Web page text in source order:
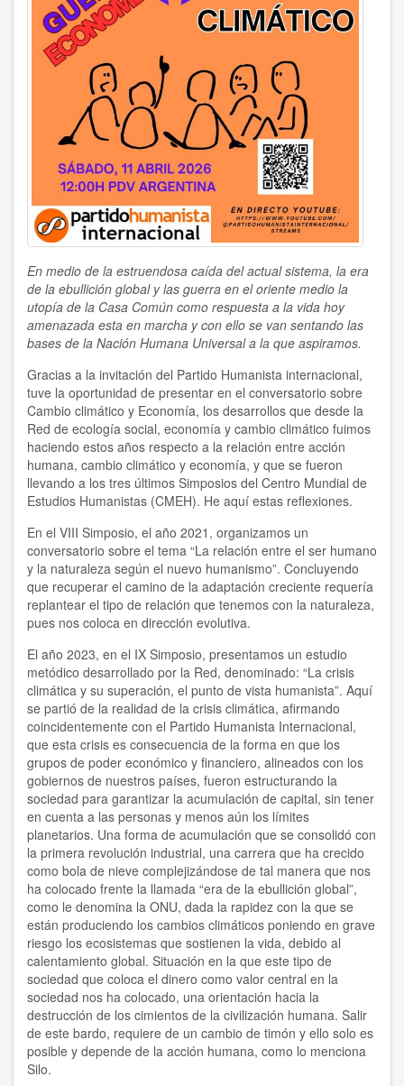
Sociedad
AUTOR
Ildefonso Hernández Silva
Angélica Soler
Boris Koval
C Braulio
CMEH
CSU Salvatore Puledda
Centro Mondiale di Studi Umanista
Centro Mundial Estudios Humanistas
Centro Mundial de Estudios Humanistas
Daniel Leon
Daniel R. León
Dionísia Sá
Doris Balvín
Edmondo Grassi
Eduardo Gozalo
Federico Rojas
Fernando Garzón Orellana
Francesca Dragotto
François Giorgi
Fulvio De Vita
Hervé Andrés
Hugo Novotny
Humanist World Center of Studies
Ibar Zepeda y Doris Balvín
En medio de la estruendosa caída del actual sistema, la era
de la ebullición global y las guerra en el oriente medio la
utopía de la Casa Común como respuesta a la vida hoy
amenazada esta en marcha y con ello se van sentando las
bases de la Nación Humana Universal a la que aspiramos.
Gracias a la invitación del Partido Humanista internacional,
tuve la oportunidad de presentar en el conversatorio sobre
Cambio climático y Economía, los desarrollos que desde la
Red de ecología social, economía y cambio climático fuimos
haciendo estos años respecto a la relación entre acción
humana, cambio climático y economía, y que se fueron
llevando a los tres últimos Simposios del Centro Mundial de
Estudios Humanistas (CMEH). He aquí estas reflexiones.
En el VIII Simposio, el año 2021, organizamos un
conversatorio sobre el tema “La relación entre el ser humano
y la naturaleza según el nuevo humanismo”. Concluyendo
que recuperar el camino de la adaptación creciente requería
replantear el tipo de relación que tenemos con la naturaleza,
pues nos coloca en dirección evolutiva.
El año 2023, en el IX Simposio, presentamos un estudio
metódico desarrollado por la Red, denominado: “La crisis
climática y su superación, el punto de vista humanista”. Aquí
se partió de la realidad de la crisis climática, afirmando
coincidentemente con el Partido Humanista Internacional,
que esta crisis es consecuencia de la forma en que los
grupos de poder económico y financiero, alineados con los
gobiernos de nuestros países, fueron estructurando la
sociedad para garantizar la acumulación de capital, sin tener
en cuenta a las personas y menos aún los límites
planetarios. Una forma de acumulación que se consolidó con
la primera revolución industrial, una carrera que ha crecido
como bola de nieve complejizándose de tal manera que nos
ha colocado frente la llamada “era de la ebullición global”,
como le denomina la ONU, dada la rapidez con la que se
están produciendo los cambios climáticos poniendo en grave
riesgo los ecosistemas que sostienen la vida, debido al
calentamiento global. Situación en la que este tipo de
sociedad que coloca el dinero como valor central en la
sociedad nos ha colocado, una orientación hacia la
destrucción de los cimientos de la civilización humana. Salir
de este bardo, requiere de un cambio de timón y ello solo es
posible y depende de la acción humana, como lo menciona
Silo.